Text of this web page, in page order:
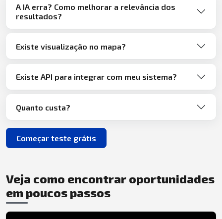
A IA erra? Como melhorar a relevância dos
resultados?
Existe visualização no mapa?
Existe API para integrar com meu sistema?
Quanto custa?
Começar teste grátis
Veja como encontrar oportunidades
em poucos passos